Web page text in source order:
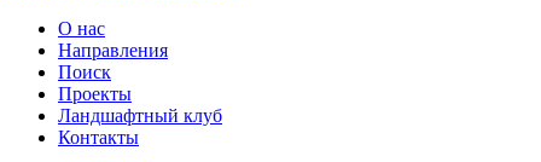
О нас
Направления
Поиск
Проекты
Ландшафтный клуб
Контакты